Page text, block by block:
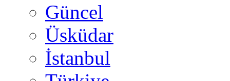
Güncel
Üsküdar
İstanbul